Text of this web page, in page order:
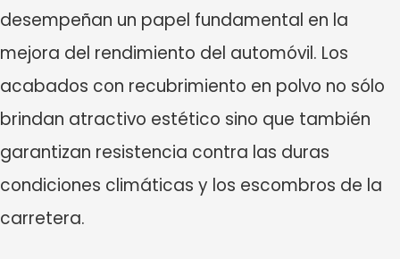
desempeñan un papel fundamental en la
mejora del rendimiento del automóvil. Los
acabados con recubrimiento en polvo no sólo
brindan atractivo estético sino que también
garantizan resistencia contra las duras
condiciones climáticas y los escombros de la
carretera.